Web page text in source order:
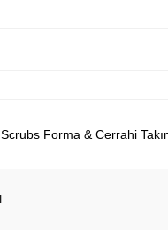
Scrubs Forma & Cerrahi